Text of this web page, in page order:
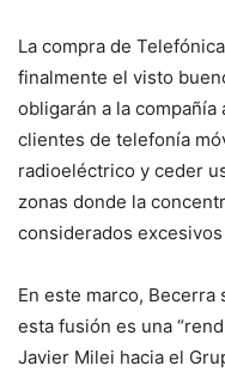
La compra de
finalmente el visto
obligarán a la
clientes de telefonía
radioeléctrico y ceder
zonas donde la
considerados
En este marco,
esta fusión es una
Javier Milei hacia el